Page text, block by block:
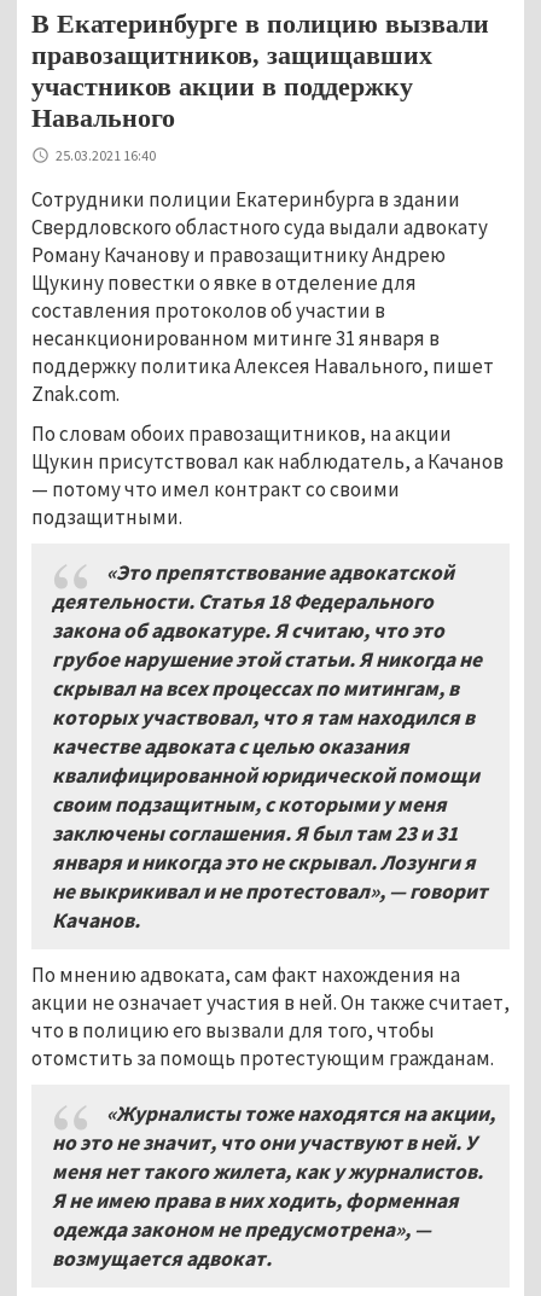
В Екатеринбурге в полицию вызвали
правозащитников, защищавших
участников акции в поддержку
Навального
25.03.2021 16:40
Сотрудники полиции Екатеринбурга в здании
Свердловского областного суда выдали адвокату
Роману Качанову и правозащитнику Андрею
Щукину повестки о явке в отделение для
составления протоколов об участии в
несанкционированном митинге 31 января в
поддержку политика Алексея Навального, пишет
Znak.com.
По словам обоих правозащитников, на акции
Щукин присутствовал как наблюдатель, а Качанов
— потому что имел контракт со своими
подзащитными.
«Это препятствование адвокатской
деятельности. Статья 18 Федерального
закона об адвокатуре. Я считаю, что это
грубое нарушение этой статьи. Я никогда не
скрывал на всех процессах по митингам, в
которых участвовал, что я там находился в
качестве адвоката с целью оказания
квалифицированной юридической помощи
своим подзащитным, с которыми у меня
заключены соглашения. Я был там 23 и 31
января и никогда это не скрывал. Лозунги я
не выкрикивал и не протестовал», — говорит
Качанов.
По мнению адвоката, сам факт нахождения на
акции не означает участия в ней. Он также считает,
что в полицию его вызвали для того, чтобы
отомстить за помощь протестующим гражданам.
«Журналисты тоже находятся на акции,
но это не значит, что они участвуют в ней. У
меня нет такого жилета, как у журналистов.
Я не имею права в них ходить, форменная
одежда законом не предусмотрена», —
возмущается адвокат.